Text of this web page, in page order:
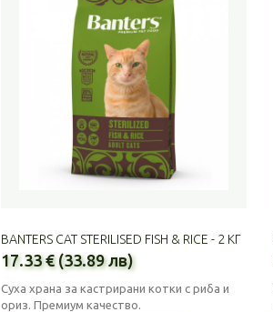
BANTERS CAT STERILISED FISH & RICE - 2 КГ
17.33 € (33.89 лв)
Суха храна за кастрирани котки с риба и
ориз. Премиум качество.